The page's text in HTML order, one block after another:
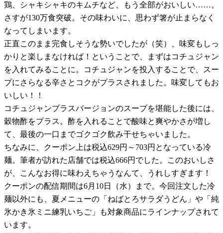
鶏、シャキシャキのキムチなど、もう全部がおいしい……。
さすが130万食突破。その味わいに、思わず箸が止まらなく
なってしまいます。
正直このまま完食しそうな勢いでしたが（笑）、味変もしっ
かりと楽しまなければ！ということで、まずはコチュジャン
を入れてみることに。コチュジャンを投入することで、スー
プにさらなる辛さとコクがプラスされました。味変してもお
いしい！！
コチュジャンプラスバージョンのスープを堪能した後には、
穀物酢をプラス。酢を入れることで酸味と爽やかさが増し
て、最後の一口までゴクゴク飲み干せちゃいました。
ちなみに、クーポン上は税込629円～703円となっている冷
麺。筆者が訪れた店舗では税込666円でした。このおいしさ
が、こんなお得に味わえちゃうなんて、うれしすぎます！
クーポンの配信期間は6月10日（水）まで。今回注文した冷
麺以外にも、夏メニューの「ねばとろサラダうどん」や「純
氷かき氷ミニ練乳いちご」も対象商品にラインナップされて
います。